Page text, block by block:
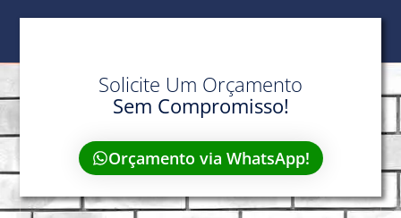
Solicite Um Orçamento
Sem Compromisso!
Orçamento via WhatsApp!